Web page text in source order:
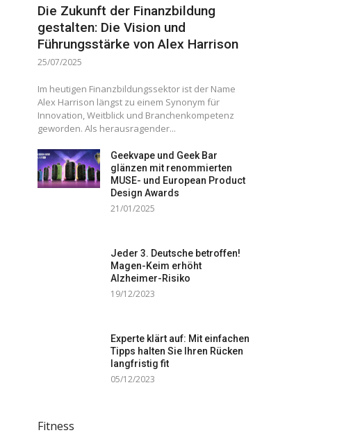
Die Zukunft der Finanzbildung
gestalten: Die Vision und
Führungsstärke von Alex Harrison
25/07/2025
Im heutigen Finanzbildungssektor ist der Name
Alex Harrison längst zu einem Synonym für
Innovation, Weitblick und Branchenkompetenz
geworden. Als herausragender...
Geekvape und Geek Bar
glänzen mit renommierten
MUSE- und European Product
Design Awards
21/01/2025
Jeder 3. Deutsche betroffen!
Magen-Keim erhöht
Alzheimer-Risiko
19/12/2023
Experte klärt auf: Mit einfachen
Tipps halten Sie Ihren Rücken
langfristig fit
05/12/2023
Fitness